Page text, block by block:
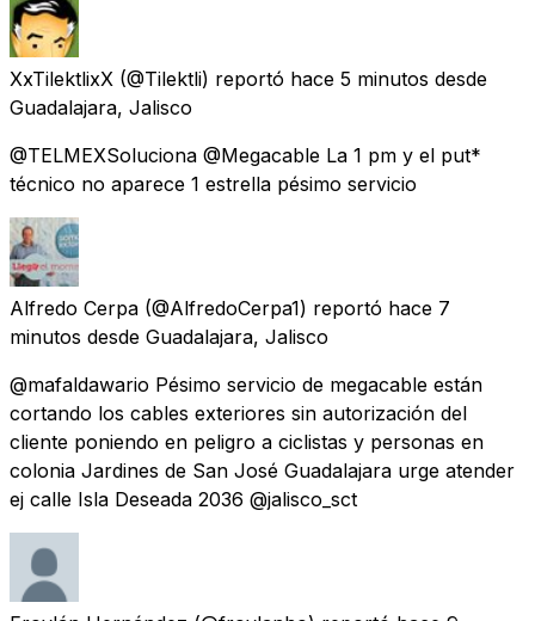
XxTilektlixX (@Tilektli) reportó hace 5 minutos desde
Guadalajara, Jalisco
@TELMEXSoluciona @Megacable La 1 pm y el put*
técnico no aparece 1 estrella pésimo servicio
Alfredo Cerpa (@AlfredoCerpa1) reportó hace 7
minutos desde Guadalajara, Jalisco
@mafaldawario Pésimo servicio de megacable están
cortando los cables exteriores sin autorización del
cliente poniendo en peligro a ciclistas y personas en
colonia Jardines de San José Guadalajara urge atender
ej calle Isla Deseada 2036 @jalisco_sct